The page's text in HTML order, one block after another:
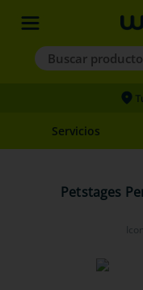
Buscar productos,
Términos más
2.
hills
Servicios
Petstages